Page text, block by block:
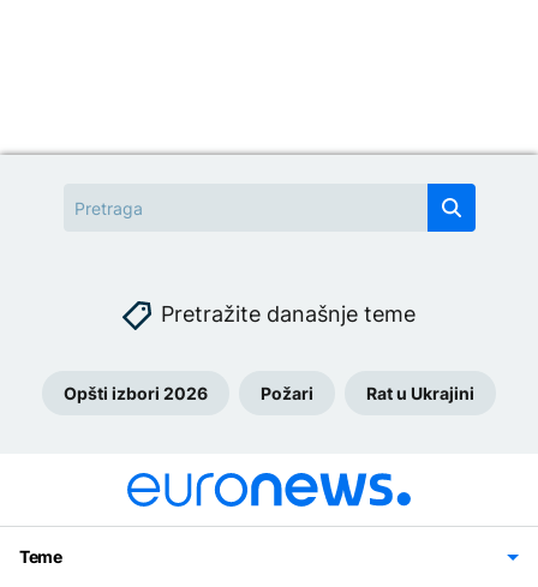
Pretražite današnje teme
Opšti izbori 2026 Požari Rat u Ukrajini
Teme